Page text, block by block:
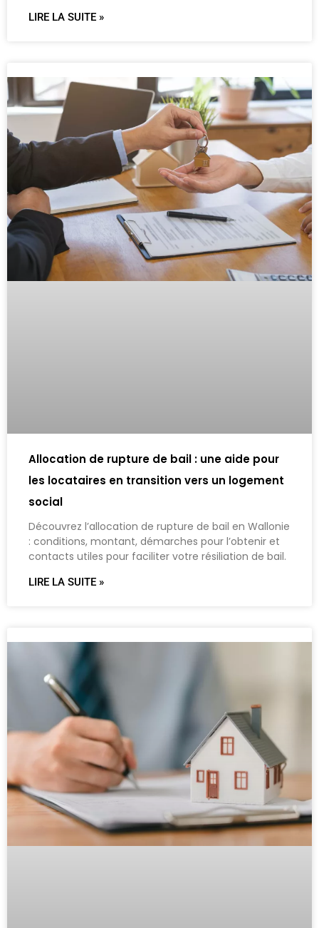
LIRE LA SUITE »
Allocation de rupture de bail : une aide pour
les locataires en transition vers un logement
social
Découvrez l’allocation de rupture de bail en Wallonie
: conditions, montant, démarches pour l’obtenir et
contacts utiles pour faciliter votre résiliation de bail.
LIRE LA SUITE »